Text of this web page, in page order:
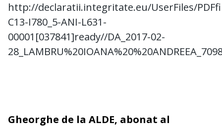
http://declaratii.integritate.eu/UserFiles/
C13-I780_5-ANI-L631-
00001[037841]ready//DA_2017-02-
Gheorghe de la ALDE, abonat al